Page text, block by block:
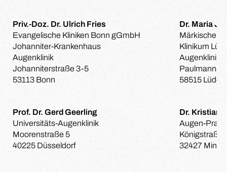
Priv.-Doz. Dr. Ulrich Fries
Evangelische Kliniken Bonn gGmbH
Johanniter-Krankenhaus
Augenklinik
Johanniterstraße 3-5
53113 Bonn
Dr. Maria
Märkische
Klinikum
Augenklinik
58515
Prof. Dr. Gerd Geerling
Universitäts-Augenklinik
Moorenstraße 5
40225 Düsseldorf
Dr. Kristian
Augen-
Königstraße
32427